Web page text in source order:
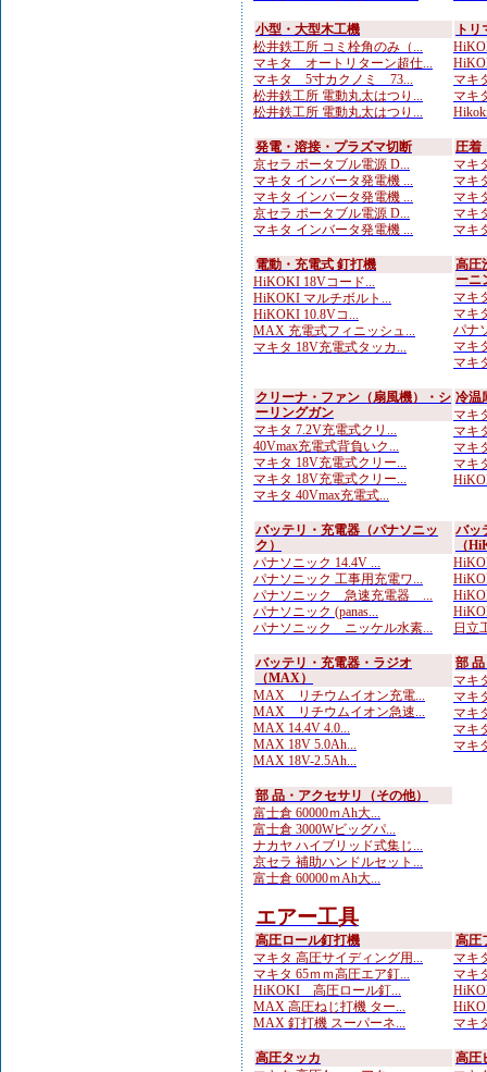
小型・大型木工機
松井鉄工所 コミ栓角のみ（...
マキタ オートリターン超仕...
マキタ 5寸カクノミ 73...
松井鉄工所 電動丸太はつり...
松井鉄工所 電動丸太はつり...
ト
マキ
マキ
発電・溶接・プラズマ切断
京セラ ポータブル電源 D...
マキタ インバータ発電機 ...
マキタ インバータ発電機 ...
京セラ ポータブル電源 D...
マキタ インバータ発電機 ...
圧着
マキ
マキ
マキ
マキ
マキ
電動・充電式 釘打機
HiKOKI 18Vコード...
HiKOKI マルチボルト...
HiKOKI 10.8Vコ...
MAX 充電式フィニッシュ...
マキタ 18V充電式タッカ...
高圧
ーニ
マキ
マキ
パナ
マキ
マキ
クリーナ・ファン（扇風機）・シ
ーリングガン
マキタ 7.2V充電式クリ...
40Vmax充電式背負いク...
マキタ 18V充電式クリー...
マキタ 18V充電式クリー...
マキタ 40Vmax充電式...
冷温
マキ
マキ
マキ
マキ
バッテリ・充電器（パナソニッ
ク）
パナソニック 14.4V ...
パナソニック 工事用充電ワ...
パナソニック 急速充電器 ...
パナソニック (panas...
パナソニック ニッケル水素...
バッ
（
日立
バッテリ・充電器・ラジオ
（MAX）
MAX リチウムイオン充電...
MAX リチウムイオン急速...
MAX 14.4V 4.0...
MAX 18V 5.0Ah...
MAX 18V-2.5Ah...
部
マキ
マキ
マキ
マキ
マキ
部 品・アクセサリ（その他）
富士倉 60000ｍAh大...
富士倉 3000Wビッグパ...
ナカヤ ハイブリッド式集じ...
京セラ 補助ハンドルセット...
富士倉 60000ｍAh大...
エアー工具
高圧ロール釘打機
マキタ 高圧サイディング用...
マキタ 65ｍｍ高圧エア釘...
HiKOKI 高圧ロール釘...
MAX 高圧ねじ打機 ター...
MAX 釘打機 スーパーネ...
高圧
マキ
マキ
マキ
高圧タッカ
高圧